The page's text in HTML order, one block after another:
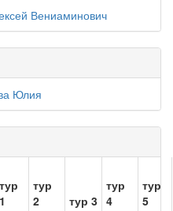
Вениаминович
Юлия
тур
1
тур
2
тур 3
тур
4
тур
5